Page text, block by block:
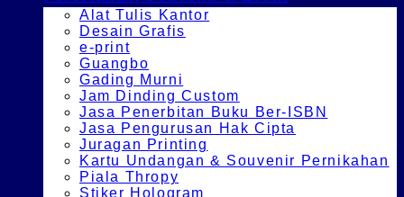
Alat Tulis Kantor
Desain Grafis
e-print
Guangbo
Gading Murni
Jam Dinding Custom
Jasa Penerbitan Buku Ber-ISBN
Jasa Pengurusan Hak Cipta
Juragan Printing
Kartu Undangan & Souvenir Pernikahan
Piala Thropy
Stiker Hologram